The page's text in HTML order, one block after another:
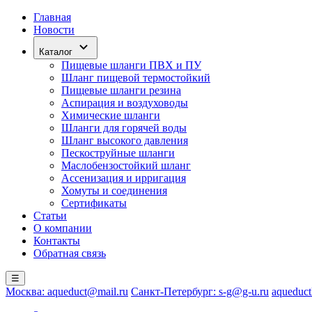
Главная
Новости
Каталог
Пищевые шланги ПВХ и ПУ
Шланг пищевой термостойкий
Пищевые шланги резина
Аспирация и воздуховоды
Химические шланги
Шланги для горячей воды
Шланг высокого давления
Пескоструйные шланги
Маслобензостойкий шланг
Ассенизация и ирригация
Хомуты и соединения
Сертификаты
Статьи
О компании
Контакты
Обратная связь
☰
Москва: aqueduct@mail.ru Санкт-Петербург: s-g@g-u.ru